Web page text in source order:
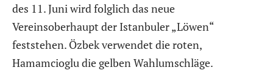
des 11. Juni wird folglich das neue
Vereinsoberhaupt der Istanbuler „Löwen“
feststehen. Özbek verwendet die roten,
Hamamcioglu die gelben Wahlumschläge.